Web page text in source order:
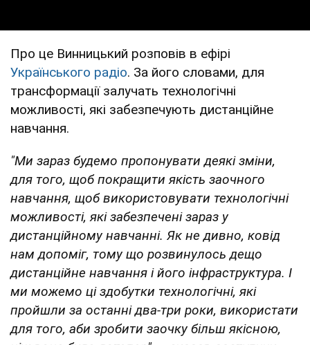
Про це Винницький розповів в ефірі
Українського радіо. За його словами, для
трансформації залучать технологічні
можливості, які забезпечують дистанційне
навчання.
"Ми зараз будемо пропонувати деякі зміни,
для того, щоб покращити якість заочного
навчання, щоб використовувати технологічні
можливості, які забезпечені зараз у
дистанційному навчанні. Як не дивно, ковід
нам допоміг, тому що розвинулось дещо
дистанційне навчання і його інфраструктура. І
ми можемо ці здобутки технологічні, які
пройшли за останні два-три роки, використати
для того, аби зробити заочку більш якісною,